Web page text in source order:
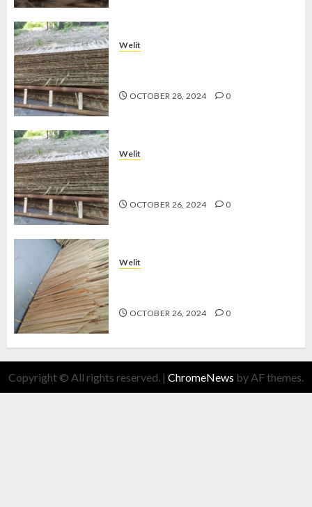
Welit
OCTOBER 28, 2024 0
Welit
OCTOBER 26, 2024 0
Welit
OCTOBER 26, 2024 0
Copyright © All rights reserved. | ChromeNews by AF themes.